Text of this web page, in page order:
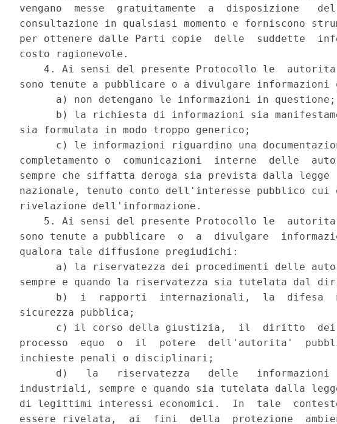
vengano  messe  gratuitamente  a  disposizione
consultazione in qualsiasi momento e forniscono
per ottenere dalle Parti copie  delle  suddette
costo ragionevole.
4. Ai sensi del presente Protocollo le
sono tenute a pubblicare o a divulgare informazioni
      a) non detengano le informazioni in questione;
b) la richiesta di informazioni sia
sia formulata in modo troppo generico;
c) le informazioni riguardino una
completamento o  comunicazioni  interne  delle
sempre che siffatta deroga sia prevista dalla
nazionale, tenuto conto dell'interesse pubblico
rivelazione dell'informazione.
5. Ai sensi del presente Protocollo le
sono tenute a pubblicare  o  a  divulgare
qualora tale diffusione pregiudichi:
a) la riservatezza dei procedimenti delle
sempre e quando la riservatezza sia tutelata dal
b)  i  rapporti  internazionali,  la  difesa
sicurezza pubblica;
c) il corso della giustizia,  il  diritto
processo  equo  o  il  potere  dell'autorita'
inchieste penali o disciplinari;
d)   la   riservatezza   delle   informazioni
industriali, sempre e quando sia tutelata dalla
di legittimi interessi economici.  In  tale
essere rivelata,  ai  fini  della  protezione